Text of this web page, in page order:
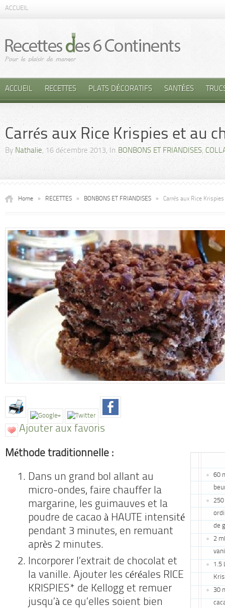
ACCUEIL
ACCUEIL RECETTES PLATS DÉCORATIFS SANTÉES
Carrés aux Rice Krispies et au
By Nathalie, 16 décembre 2013, In BONBONS ET FRIANDISES,
Home » RECETTES » BONBONS ET FRIANDISES » Carrés aux Rice
Ajouter aux favoris
60
250
de
2
1.5
30
Méthode traditionnelle :
Dans un grand bol allant au
micro-ondes, faire chauffer la
margarine, les guimauves et la
poudre de cacao à HAUTE intensité
pendant 3 minutes, en remuant
après 2 minutes.
Incorporer l’extrait de chocolat et
la vanille. Ajouter les céréales RICE
KRISPIES* de Kellogg et remuer
jusqu’à ce qu’elles soient bien